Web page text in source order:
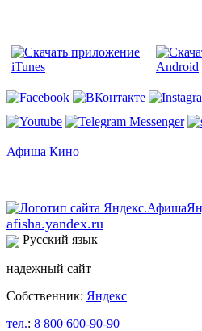
Афиша Кино
afisha.yandex.ru
Русский язык
надежный сайт
Собственник: Яндекс
тел.: 8 800 600-90-90